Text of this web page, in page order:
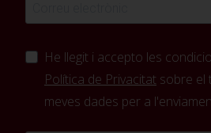
He llegit i accepto les
Política de Privacitat sobre el
meves dades per a